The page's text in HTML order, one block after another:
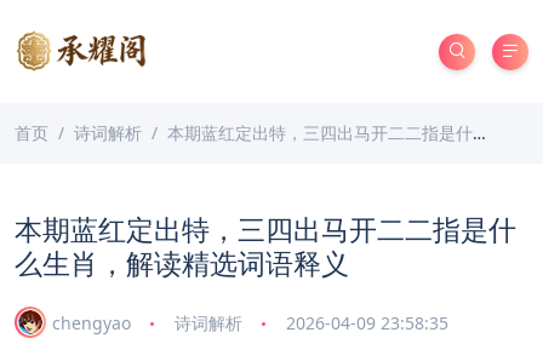
首页 诗词解析 本期蓝红定出特，三四出马开二二指是什么生肖，解读精选词语释义
本期蓝红定出特，三四出马开二二指是什
么生肖，解读精选词语释义
chengyao 诗词解析 2026-04-09 23:58:35